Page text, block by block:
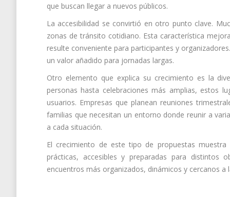
que buscan llegar a nuevos públicos.
La accesibilidad se convirtió en otro punto clave.
zonas de tránsito cotidiano. Esta característica
resulte conveniente para participantes y
un valor añadido para jornadas largas.
Otro elemento que explica su crecimiento es la
personas hasta celebraciones más amplias, estos
usuarios. Empresas que planean reuniones
familias que necesitan un entorno donde reunir a
a cada situación.
El crecimiento de este tipo de propuestas
prácticas, accesibles y preparadas para distintos
encuentros más organizados, dinámicos y cercanos a